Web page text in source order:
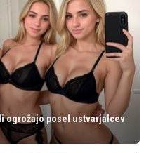
ogrožajo posel ustvarjalcev